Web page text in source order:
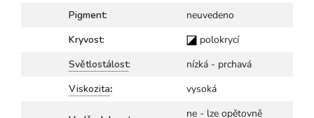
Pigment:
neuvedeno
Kryvost:
polokrycí
Světlostálost:
nízká - prchavá
Viskozita: vysoká
ne - lze opětovně